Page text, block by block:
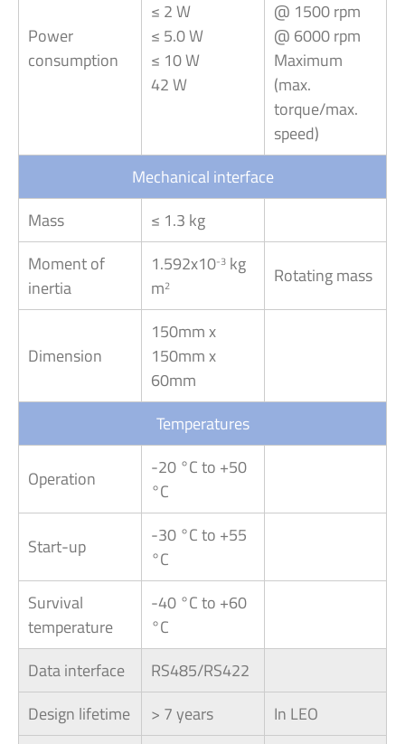
Power
consumption
≤ 2 W
≤ 5.0 W
≤ 10 W
42 W
@ 1500 rpm
@ 6000 rpm
Maximum
(max.
torque/max.
speed)
Mechanical interface
Mass
≤ 1.3 kg
Moment of
inertia
1.592x10-3 kg
m2 Rotating mass
Dimension
150mm x
150mm x
60mm
Temperatures
Operation
-20 °C to +50
°C
Start-up
-30 °C to +55
°C
Survival
temperature
-40 °C to +60
°C
Data interface
RS485/RS422
Design lifetime
> 7 years In LEO